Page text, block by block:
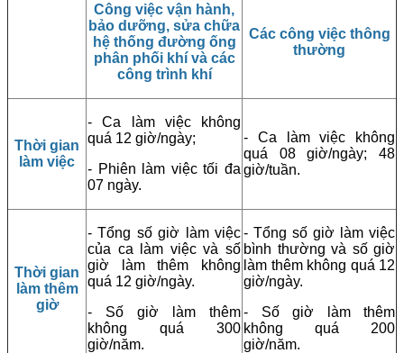
Công việc vận hành,
bảo dưỡng, sửa chữa
hệ thống đường ống
phân phối khí và các
công trình khí
Các công việc thông
thường
Thời gian
làm việc
- Ca làm việc không
quá 12 giờ/ngày;
- Phiên làm việc tối đa
07 ngày.
- Ca làm việc không
quá 08 giờ/ngày; 48
giờ/tuần.
Thời gian
làm thêm
giờ
- Tổng số giờ làm việc
của ca làm việc và số
giờ làm thêm không
quá 12 giờ/ngày.
- Số giờ làm thêm
không quá 300
giờ/năm.
- Tổng số giờ làm việc
bình thường và số giờ
làm thêm không quá 12
giờ/ngày.
- Số giờ làm thêm
không quá 200
giờ/năm.